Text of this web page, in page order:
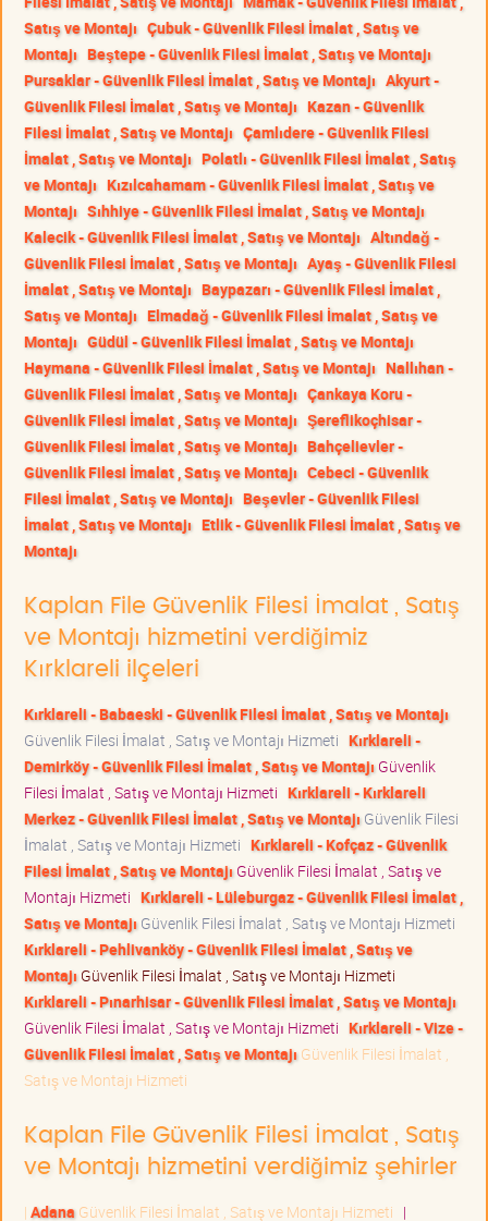
Satış ve Montajı Çubuk - Güvenlik Filesi İmalat , Satış ve
Montajı Beştepe - Güvenlik Filesi İmalat , Satış ve Montajı
Pursaklar - Güvenlik Filesi İmalat , Satış ve Montajı Akyurt -
Güvenlik Filesi İmalat , Satış ve Montajı Kazan - Güvenlik
Filesi İmalat , Satış ve Montajı Çamlıdere - Güvenlik Filesi
İmalat , Satış ve Montajı Polatlı - Güvenlik Filesi İmalat , Satış
ve Montajı Kızılcahamam - Güvenlik Filesi İmalat , Satış ve
Montajı Sıhhiye - Güvenlik Filesi İmalat , Satış ve Montajı
Kalecik - Güvenlik Filesi İmalat , Satış ve Montajı Altındağ -
Güvenlik Filesi İmalat , Satış ve Montajı Ayaş - Güvenlik Filesi
İmalat , Satış ve Montajı Baypazarı - Güvenlik Filesi İmalat ,
Satış ve Montajı Elmadağ - Güvenlik Filesi İmalat , Satış ve
Montajı Güdül - Güvenlik Filesi İmalat , Satış ve Montajı
Haymana - Güvenlik Filesi İmalat , Satış ve Montajı Nallıhan -
Güvenlik Filesi İmalat , Satış ve Montajı Çankaya Koru -
Güvenlik Filesi İmalat , Satış ve Montajı Şereflikoçhisar -
Güvenlik Filesi İmalat , Satış ve Montajı Bahçelievler -
Güvenlik Filesi İmalat , Satış ve Montajı Cebeci - Güvenlik
Filesi İmalat , Satış ve Montajı Beşevler - Güvenlik Filesi
İmalat , Satış ve Montajı Etlik - Güvenlik Filesi İmalat , Satış ve
Montajı
Kaplan File Güvenlik Filesi İmalat , Satış
ve Montajı hizmetini verdiğimiz
Kırklareli ilçeleri
Kırklareli - Babaeski - Güvenlik Filesi İmalat , Satış ve Montajı
Güvenlik Filesi İmalat , Satış ve Montajı Hizmeti Kırklareli -
Demirköy - Güvenlik Filesi İmalat , Satış ve Montajı Güvenlik
Filesi İmalat , Satış ve Montajı Hizmeti Kırklareli - Kırklareli
Merkez - Güvenlik Filesi İmalat , Satış ve Montajı Güvenlik Filesi
İmalat , Satış ve Montajı Hizmeti Kırklareli - Kofçaz - Güvenlik
Filesi İmalat , Satış ve Montajı Güvenlik Filesi İmalat , Satış ve
Montajı Hizmeti Kırklareli - Lüleburgaz - Güvenlik Filesi İmalat ,
Satış ve Montajı Güvenlik Filesi İmalat , Satış ve Montajı Hizmeti
Kırklareli - Pehlivanköy - Güvenlik Filesi İmalat , Satış ve
Montajı Güvenlik Filesi İmalat , Satış ve Montajı Hizmeti
Kırklareli - Pınarhisar - Güvenlik Filesi İmalat , Satış ve Montajı
Güvenlik Filesi İmalat , Satış ve Montajı Hizmeti Kırklareli - Vize -
Güvenlik Filesi İmalat , Satış ve Montajı Güvenlik Filesi İmalat ,
Satış ve Montajı Hizmeti
Kaplan File Güvenlik Filesi İmalat , Satış
ve Montajı hizmetini verdiğimiz şehirler
| Adana Güvenlik Filesi İmalat , Satış ve Montajı Hizmeti |